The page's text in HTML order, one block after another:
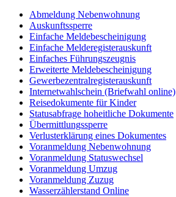
Abmeldung Nebenwohnung
Auskunftssperre
Einfache Meldebescheinigung
Einfache Melderegisterauskunft
Einfaches Führungszeugnis
Erweiterte Meldebescheinigung
Gewerbezentralregisterauskunft
Internetwahlschein (Briefwahl online)
Reisedokumente für Kinder
Statusabfrage hoheitliche Dokumente
Übermittlungssperre
Verlusterklärung eines Dokumentes
Voranmeldung Nebenwohnung
Voranmeldung Statuswechsel
Voranmeldung Umzug
Voranmeldung Zuzug
Wasserzählerstand Online